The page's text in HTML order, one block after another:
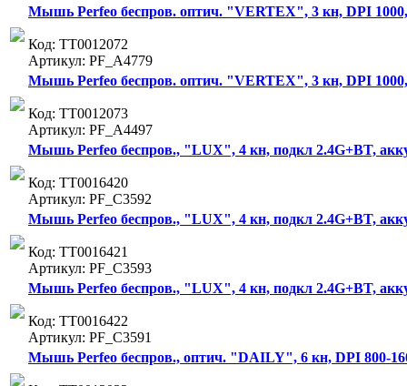
Мышь Perfeo беспров. оптич. "VERTEX", 3 кн, DPI
Код: ТТ0012072
Артикул: PF_A4779
Мышь Perfeo беспров. оптич. "VERTEX", 3 кн, DPI 1000,
Код: ТТ0012073
Артикул: PF_A4497
Мышь Perfeo беспров., "LUX", 4 кн, подкл 2.4G+BT,
Код: ТТ0016420
Артикул: PF_C3592
Мышь Perfeo беспров., "LUX", 4 кн, подкл 2.4G+BT,
Код: ТТ0016421
Артикул: PF_C3593
Мышь Perfeo беспров., "LUX", 4 кн, подкл 2.4G+BT,
Код: ТТ0016422
Артикул: PF_C3591
Мышь Perfeo беспров., оптич. "DAILY", 6 кн, DPI 800-